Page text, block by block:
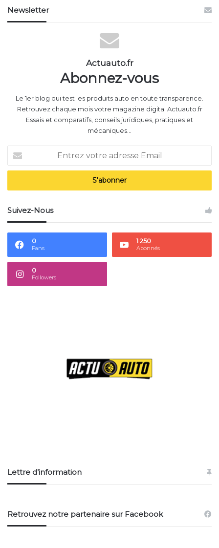
Newsletter
Actuauto.fr
Abonnez-vous
Le 1er blog qui test les produits auto en toute transparence.
Retrouvez chaque mois votre magazine digital Actuauto.fr
Essais et comparatifs, conseils juridiques, pratiques et
mécaniques...
votre
adresse
Suivez-Nous
0
Fans
1 250
Abonnés
0
Followers
Lettre d’information
Retrouvez notre partenaire sur Facebook